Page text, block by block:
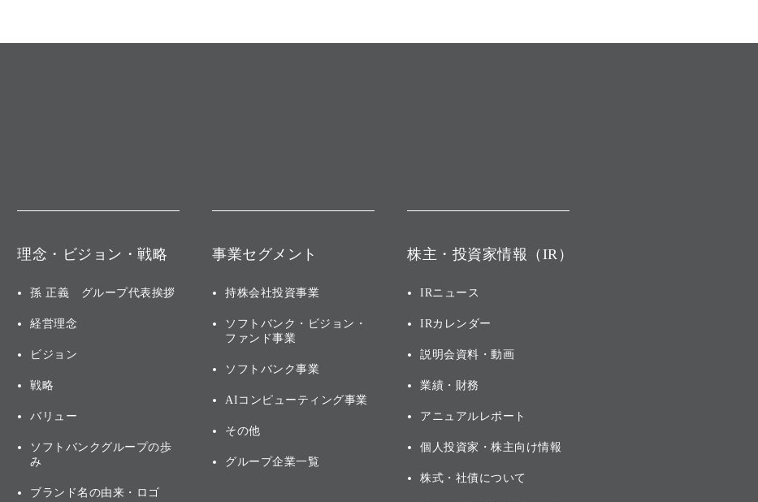
理念・ビジョン・戦略
孫 正義 グループ代表挨拶
経営理念
ビジョン
戦略
バリュー
ソフトバンクグループの歩
み
ブランド名の由来・ロゴ
事業セグメント
持株会社投資事業
ソフトバンク・ビジョン・
ファンド事業
ソフトバンク事業
AIコンピューティング事業
その他
グループ企業一覧
株主・投資家情報（IR）
IRニュース
IRカレンダー
説明会資料・動画
業績・財務
アニュアルレポート
個人投資家・株主向け情報
株式・社債について